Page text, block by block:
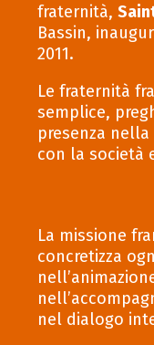
fraternità,
Bassin,
2011.
Le fraternità
semplice,
presenza
con la società
La missione
concretizza
nel dialogo